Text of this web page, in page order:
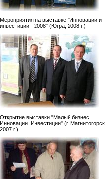
Мероприятия на выставке "Инновации и
инвестиции - 2008" (Югра, 2008 г.)
Открытие выставки "Малый бизнес.
Инновации. Инвестиции" (г. Магнитогорск,
2007 г.)